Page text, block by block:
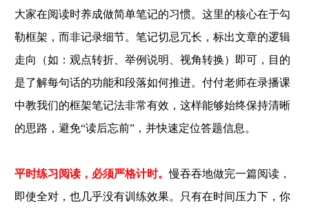
大家在阅读时养成做简单笔记的习惯。这里的核心在于勾
勒框架，而非记录细节。笔记切忌冗长，标出文章的逻辑
走向（如：观点转折、举例说明、视角转换）即可，目的
是了解每句话的功能和段落如何推进。付付老师在录播课
中教我们的框架笔记法非常有效，这样能够始终保持清晰
的思路，避免“读后忘前”，并快速定位答题信息。
平时练习阅读，必须严格计时。慢吞吞地做完一篇阅读，
即使全对，也几乎没有训练效果。只有在时间压力下，你